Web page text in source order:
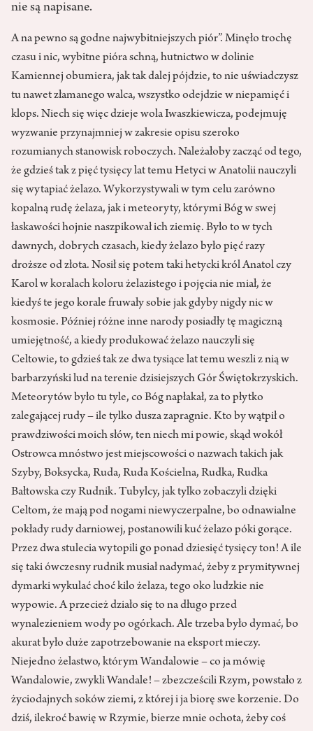
nie są napisane.
A na pewno są godne najwybitniejszych piór”. Minęło trochę
czasu i nic, wybitne pióra schną, hutnictwo w dolinie
Kamiennej obumiera, jak tak dalej pójdzie, to nie uświadczysz
tu nawet złamanego walca, wszystko odejdzie w niepamięć i
klops. Niech się więc dzieje wola Iwaszkiewicza, podejmuję
wyzwanie przynajmniej w zakresie opisu szeroko
rozumianych stanowisk roboczych. Należałoby zacząć od tego,
że gdzieś tak z pięć tysięcy lat temu Hetyci w Anatolii nauczyli
się wytapiać żelazo. Wykorzystywali w tym celu zarówno
kopalną rudę żelaza, jak i meteoryty, którymi Bóg w swej
łaskawości hojnie naszpikował ich ziemię. Było to w tych
dawnych, dobrych czasach, kiedy żelazo było pięć razy
droższe od złota. Nosił się potem taki hetycki król Anatol czy
Karol w koralach koloru żelazistego i pojęcia nie miał, że
kiedyś te jego korale fruwały sobie jak gdyby nigdy nic w
kosmosie. Później różne inne narody posiadły tę magiczną
umiejętność, a kiedy produkować żelazo nauczyli się
Celtowie, to gdzieś tak ze dwa tysiące lat temu weszli z nią w
barbarzyński lud na terenie dzisiejszych Gór Świętokrzyskich.
Meteorytów było tu tyle, co Bóg napłakał, za to płytko
zalegającej rudy – ile tylko dusza zapragnie. Kto by wątpił o
prawdziwości moich słów, ten niech mi powie, skąd wokół
Ostrowca mnóstwo jest miejscowości o nazwach takich jak
Szyby, Boksycka, Ruda, Ruda Kościelna, Rudka, Rudka
Bałtowska czy Rudnik. Tubylcy, jak tylko zobaczyli dzięki
Celtom, że mają pod nogami niewyczerpalne, bo odnawialne
pokłady rudy darniowej, postanowili kuć żelazo póki gorące.
Przez dwa stulecia wytopili go ponad dziesięć tysięcy ton! A ile
się taki ówczesny rudnik musiał nadymać, żeby z prymitywnej
dymarki wykulać choć kilo żelaza, tego oko ludzkie nie
wypowie. A przecież działo się to na długo przed
wynalezieniem wody po ogórkach. Ale trzeba było dymać, bo
akurat było duże zapotrzebowanie na eksport mieczy.
Niejedno żelastwo, którym Wandalowie – co ja mówię
Wandalowie, zwykli Wandale! – zbezcześcili Rzym, powstało z
życiodajnych soków ziemi, z której i ja biorę swe korzenie. Do
dziś, ilekroć bawię w Rzymie, bierze mnie ochota, żeby coś